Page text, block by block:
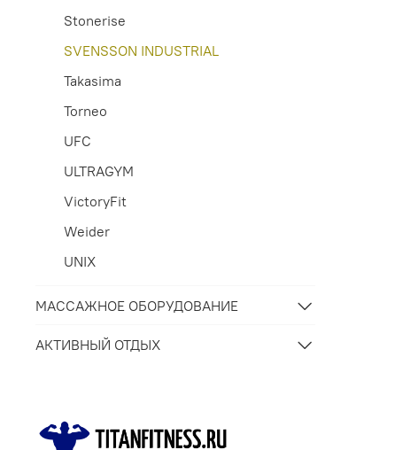
Stonerise
SVENSSON INDUSTRIAL
Takasima
Torneo
UFC
ULTRAGYM
VictoryFit
Weider
UNIX
МАССАЖНОЕ ОБОРУДОВАНИЕ
АКТИВНЫЙ ОТДЫХ